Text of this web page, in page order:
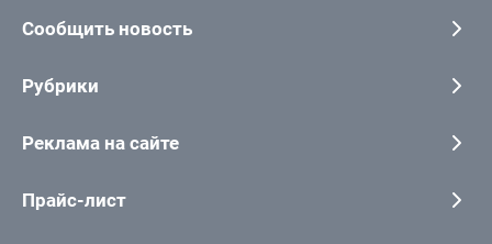
Сообщить новость
Рубрики
Реклама на сайте
Прайс-лист